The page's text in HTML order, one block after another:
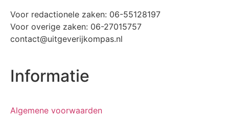
Voor redactionele zaken: 06-55128197
Voor overige zaken: 06-27015757
contact@uitgeverijkompas.nl
Informatie
Algemene voorwaarden